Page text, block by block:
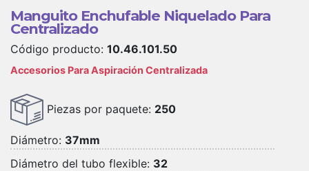
Manguito Enchufable Niquelado Para
Centralizado
Código producto: 10.46.101.50
Accesorios Para Aspiración Centralizada
Piezas por paquete: 250
Diámetro: 37mm
Diámetro del tubo flexible: 32